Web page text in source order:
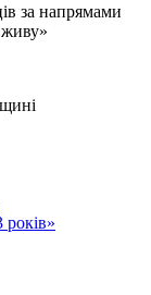
за напрямами
живу»